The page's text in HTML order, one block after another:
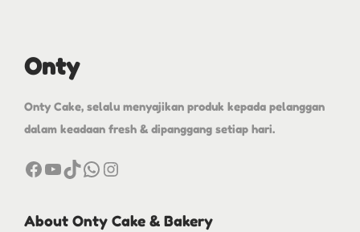
Onty
Onty Cake, selalu menyajikan produk kepada pelanggan
dalam keadaan fresh & dipanggang setiap hari.
About Onty Cake & Bakery